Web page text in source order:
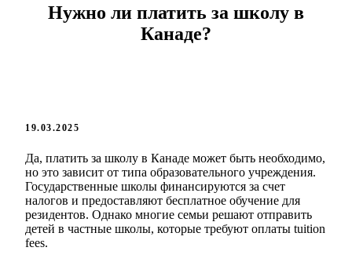
Нужно ли платить за школу в
Канаде?
19.03.2025
Да, платить за школу в Канаде может быть необходимо,
но это зависит от типа образовательного учреждения.
Государственные школы финансируются за счет
налогов и предоставляют бесплатное обучение для
резидентов. Однако многие семьи решают отправить
детей в частные школы, которые требуют оплаты tuition
fees.